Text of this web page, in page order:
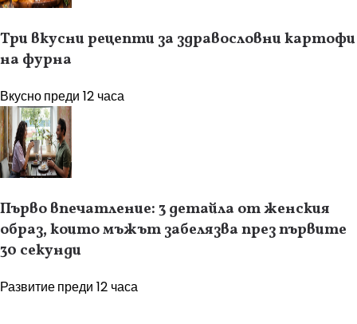
Три вкусни рецепти за здравословни картофи
на фурна
Вкуснопреди 12 часа
Първо впечатление: 3 детайла от женския
образ, които мъжът забелязва през първите
30 секунди
Развитиепреди 12 часа